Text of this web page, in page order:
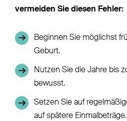
vermeiden Sie diesen Fehler:
Beginnen Sie möglichst
Geburt.
Nutzen Sie die Jahre bis
bewusst.
Setzen Sie auf
auf spätere Einmalbeträge.